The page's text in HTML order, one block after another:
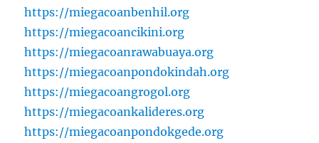
https://miegacoanbenhil.org
https://miegacoancikini.org
https://miegacoanrawabuaya.org
https://miegacoanpondokindah.org
https://miegacoangrogol.org
https://miegacoankalideres.org
https://miegacoanpondokgede.org